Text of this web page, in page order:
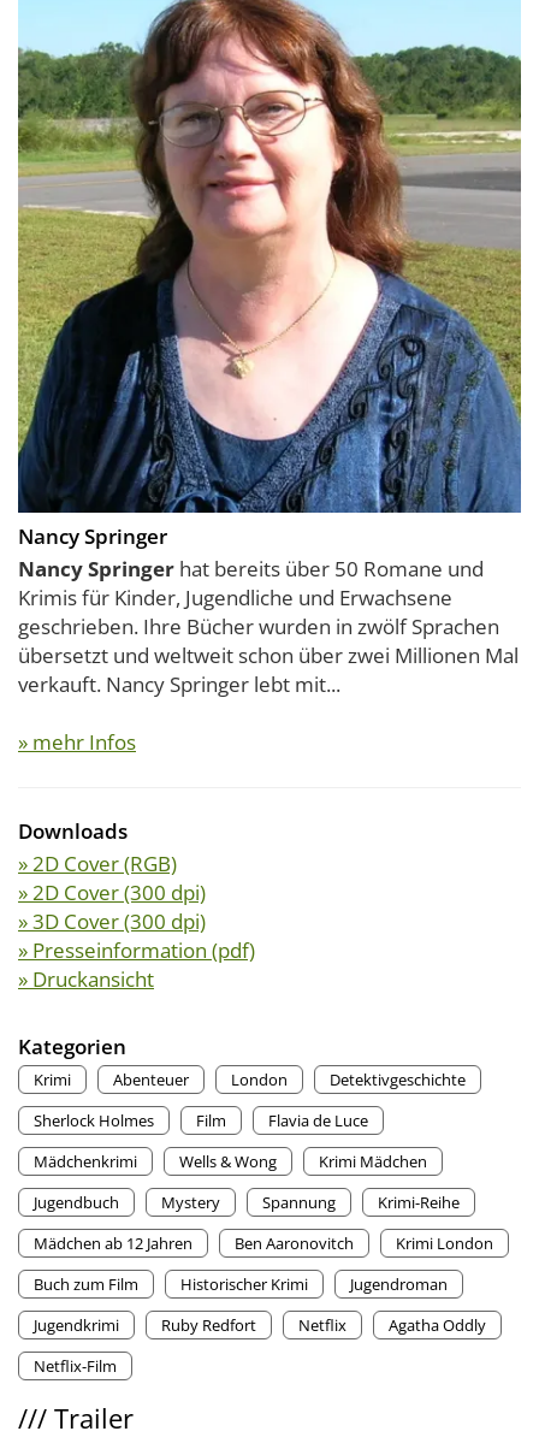
Nancy Springer
Nancy Springer hat bereits über 50 Romane und
Krimis für Kinder, Jugendliche und Erwachsene
geschrieben. Ihre Bücher wurden in zwölf Sprachen
übersetzt und weltweit schon über zwei Millionen Mal
verkauft. Nancy Springer lebt mit...
» mehr Infos
Downloads
» 2D Cover (RGB)
» 2D Cover (300 dpi)
» 3D Cover (300 dpi)
» Presseinformation (pdf)
» Druckansicht
Kategorien
Krimi Abenteuer London
Detektivgeschichte
Sherlock Holmes
Film
Flavia de Luce
Mädchenkrimi
Wells & Wong
Krimi Mädchen
Jugendbuch
Mystery Spannung
Krimi-Reihe
Mädchen ab 12 Jahren
Ben Aaronovitch
Krimi London
Buch zum Film
Historischer Krimi
Jugendroman
Jugendkrimi
Ruby Redfort Netflix
Agatha Oddly
Netflix-Film
/// Trailer